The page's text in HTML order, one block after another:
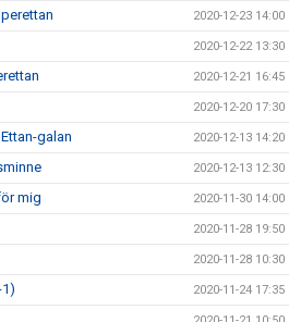
2020-12-23 14:00
2020-12-22 13:30
2020-12-21 16:45
2020-12-20 17:30
galan 2020-12-13 14:20
2020-12-13 12:30
mig 2020-11-30 14:00
2020-11-28 19:50
2020-11-28 10:30
2020-11-24 17:35